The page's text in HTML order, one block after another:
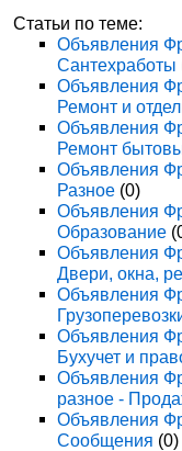
Статьи по теме:
Объявления
Сантехработы
Объявления
Ремонт и
Объявления
Ремонт
Объявления
Разное (0)
Объявления
Образование
Объявления
Двери, окна,
Объявления
Объявления
Бухучет и
Объявления
разное -
Объявления
Сообщения (0)